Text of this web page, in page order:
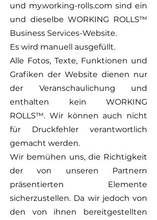
und my.working-rolls.com sind ein
und dieselbe WORKING ROLLS™
Business Services-Website.
Es wird manuell ausgefüllt.
Alle Fotos, Texte, Funktionen und
Grafiken der Website dienen nur
der Veranschaulichung und
enthalten kein WORKING
ROLLS™. Wir können auch nicht
für Druckfehler verantwortlich
gemacht werden.
Wir bemühen uns, die Richtigkeit
der von unseren Partnern
präsentierten Elemente
sicherzustellen. Da wir jedoch von
den von ihnen bereitgestellten